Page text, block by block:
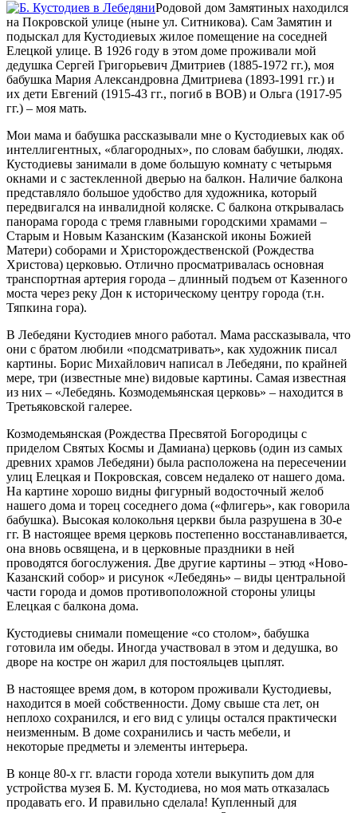
Родовой дом Замятиных находился
на Покровской улице (ныне ул. Ситникова). Сам Замятин и
подыскал для Кустодиевых жилое помещение на соседней
Елецкой улице. В 1926 году в этом доме проживали мой
дедушка Сергей Григорьевич Дмитриев (1885-1972 гг.), моя
бабушка Мария Александровна Дмитриева (1893-1991 гг.) и
их дети Евгений (1915-43 гг., погиб в ВОВ) и Ольга (1917-95
гг.) – моя мать.
Мои мама и бабушка рассказывали мне о Кустодиевых как об
интеллигентных, «благородных», по словам бабушки, людях.
Кустодиевы занимали в доме большую комнату с четырьмя
окнами и с застекленной дверью на балкон. Наличие балкона
представляло большое удобство для художника, который
передвигался на инвалидной коляске. С балкона открывалась
панорама города с тремя главными городскими храмами –
Старым и Новым Казанским (Казанской иконы Божией
Матери) соборами и Христорождественской (Рождества
Христова) церковью. Отлично просматривалась основная
транспортная артерия города – длинный подъем от Казенного
моста через реку Дон к историческому центру города (т.н.
Тяпкина гора).
В Лебедяни Кустодиев много работал. Мама рассказывала, что
они с братом любили «подсматривать», как художник писал
картины. Борис Михайлович написал в Лебедяни, по крайней
мере, три (известные мне) видовые картины. Самая известная
из них – «Лебедянь. Козмодемьянская церковь» – находится в
Третьяковской галерее.
Козмодемьянская (Рождества Пресвятой Богородицы с
приделом Святых Космы и Дамиана) церковь (один из самых
древних храмов Лебедяни) была расположена на пересечении
улиц Елецкая и Покровская, совсем недалеко от нашего дома.
На картине хорошо видны фигурный водосточный желоб
нашего дома и торец соседнего дома («флигерь», как говорила
бабушка). Высокая колокольня церкви была разрушена в 30-е
гг. В настоящее время церковь постепенно восстанавливается,
она вновь освящена, и в церковные праздники в ней
проводятся богослужения. Две другие картины – этюд «Ново-
Казанский собор» и рисунок «Лебедянь» – виды центральной
части города и домов противоположной стороны улицы
Елецкая с балкона дома.
Кустодиевы снимали помещение «со столом», бабушка
готовила им обеды. Иногда участвовал в этом и дедушка, во
дворе на костре он жарил для постояльцев цыплят.
В настоящее время дом, в котором проживали Кустодиевы,
находится в моей собственности. Дому свыше ста лет, он
неплохо сохранился, и его вид с улицы остался практически
неизменным. В доме сохранились и часть мебели, и
некоторые предметы и элементы интерьера.
В конце 80-х гг. власти города хотели выкупить дом для
устройства музея Б. М. Кустодиева, но моя мать отказалась
продавать его. И правильно сделала! Купленный для